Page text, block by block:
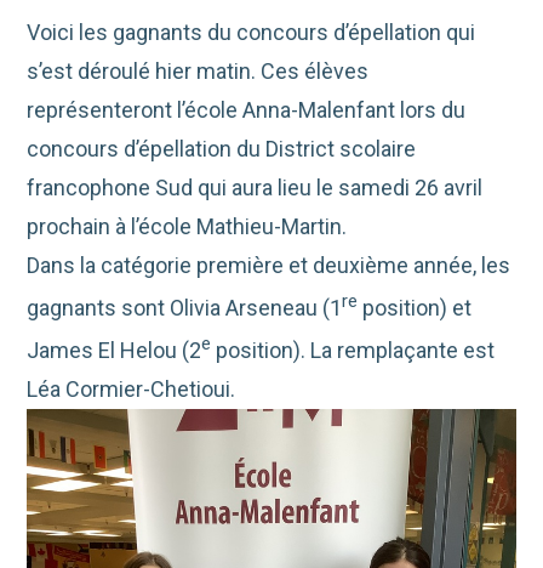
Voici les gagnants du concours d’épellation qui
s’est déroulé hier matin. Ces élèves
représenteront l’école Anna-Malenfant lors du
concours d’épellation du District scolaire
francophone Sud qui aura lieu le samedi 26 avril
prochain à l’école Mathieu-Martin.
Dans la catégorie première et deuxième année, les
gagnants sont Olivia Arseneau (1re position) et
James El Helou (2e position). La remplaçante est
Léa Cormier-Chetioui.